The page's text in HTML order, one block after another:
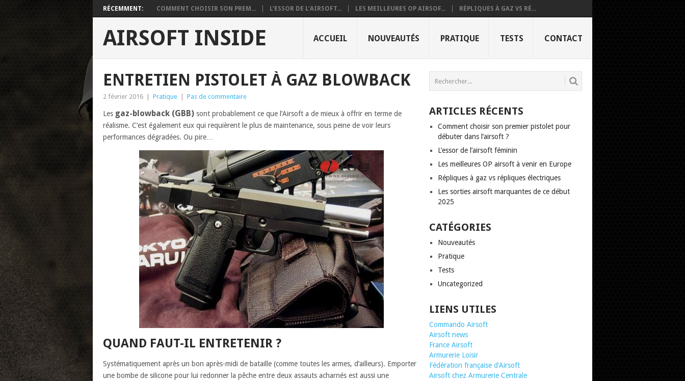
RÉCEMMENT: COMMENT CHOISIR SON PREM... L’ESSOR DE L’AIRSOFT... LES MEILLEURES OP AIRSOF... RÉPLIQUES À GAZ VS RÉ...
AIRSOFT INSIDE ACCUEIL NOUVEAUTÉS PRATIQUE TESTS CONTACT
ENTRETIEN PISTOLET À GAZ BLOWBACK
2 février 2016 Pratique Pas de commentaire
Les gaz-blowback (GBB) sont probablement ce que l’Airsoft a de mieux à offrir en terme de
réalisme. C’est également eux qui requièrent le plus de maintenance, sous peine de voir leurs
performances dégradées. Ou pire…
QUAND FAUT-IL ENTRETENIR ?
Systématiquement après un bon après-midi de bataille (comme toutes les armes, d’ailleurs). Emporter
une bombe de silicone pour lui redonner la pêche entre deux assauts acharnés est aussi une
ARTICLES RÉCENTS
Comment choisir son premier pistolet pour
débuter dans l’airsoft ?
L’essor de l’airsoft féminin
Les meilleures OP airsoft à venir en Europe
Répliques à gaz vs répliques électriques
Les sorties airsoft marquantes de ce début
2025
CATÉGORIES
Nouveautés
Pratique
Tests
Uncategorized
LIENS UTILES
Commando Airsoft
Airsoft news
France Airsoft
Armurerie Loisir
Fédération française d'Airsoft
Airsoft chez Armurerie Centrale